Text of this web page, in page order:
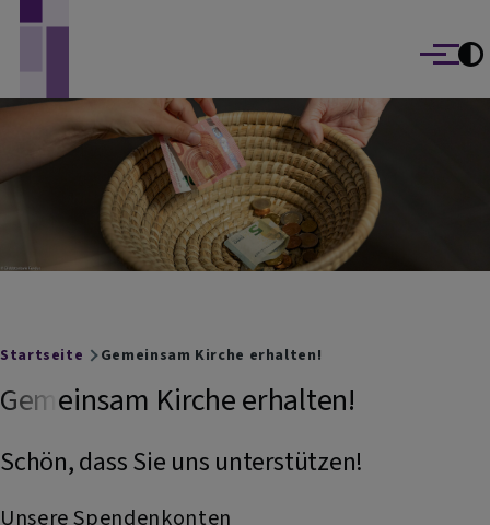
Menü
Breadcrumb
Startseite Gemeinsam Kirche erhalten!
Gemeinsam Kirche erhalten!
Schön, dass Sie uns unterstützen!
Unsere Spendenkonten